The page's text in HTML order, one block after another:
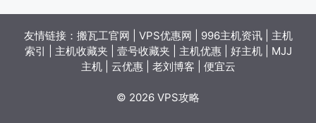
友情链接： 搬瓦工官网 VPS优惠网 996主机资讯| 主机
索引
主机收藏夹 壹号收藏夹 主机优惠| 好主机| MJJ
主机| 云优惠| 老刘博客 便宜云
© 2026 VPS攻略